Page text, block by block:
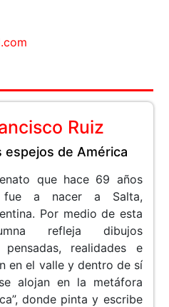
Ruiz
espejos de América
que hace 69 años
a nacer a Salta,
Por medio de esta
refleja dibujos
realidades e
en el valle y dentro de sí
alojan en la metáfora
donde pinta y escribe